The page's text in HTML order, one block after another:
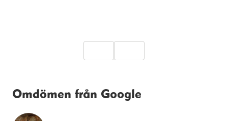
Omdömen från Google